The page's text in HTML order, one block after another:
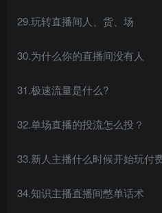
29.玩转直播间人、货、场
30.为什么你的直播间没有人
31.极速流量是什么?
32.单场直播的投流怎么投？
33.新人主播什么时候开始玩付
34.知识主播直播间憋单话术